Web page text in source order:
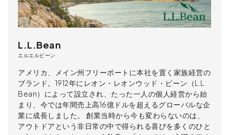
L.L.Bean
エルエルビーン
アメリカ、メイン州フリーポートに本社を置く家族経営の
ブランド。1912年にレオン・レオンウッド・ビーン（L.L.
Bean）によって設立され、たった一人の個人経営から始
まり、今では年間売上高16億ドルを超えるグローバルな企
業に成長しました。 創業当時から今も変わらないのは、
アウトドアという非日常の中で得られる喜びを多くのひと